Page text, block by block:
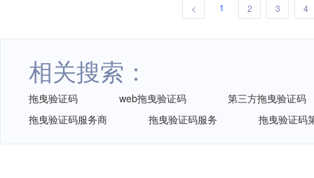
< 1 2 3 4
相关搜索：
拖曳验证码 web拖曳验证码
第三方拖曳验证码
拖曳验证码服务商
拖曳验证码服务 拖曳验证码